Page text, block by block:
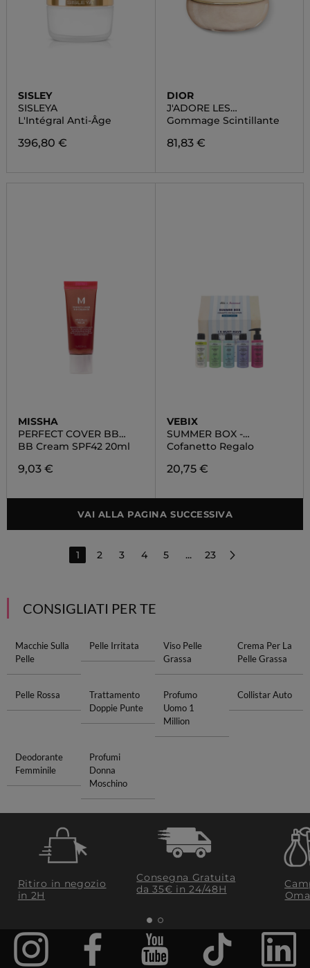
SISLEY
SISLEYA
L'Intégral Anti-Âge
396,80 €
DIOR
J'ADORE LES
ADORABLES
Gommage Scintillante
81,83 €
MISSHA
PERFECT COVER BB
CREAM
BB Cream SPF42 20ml
9,03 €
VEBIX
SUMMER BOX -
EDIZIONE LIMITATA
Cofanetto Regalo
20,75 €
VAI ALLA PAGINA SUCCESSIVA
1 2 3 4 5 ... 23
CONSIGLIATI PER TE
Macchie Sulla
Pelle
Pelle Irritata
Viso Pelle
Grassa
Crema Per La
Pelle Grassa
Pelle Rossa
Trattamento
Doppie Punte
Profumo
Uomo 1
Million
Collistar Auto
Deodorante
Femminile
Profumi
Donna
Moschino
Ritiro in negozio
in 2H
Consegna Gratuita
da 35€​ in 24/48H